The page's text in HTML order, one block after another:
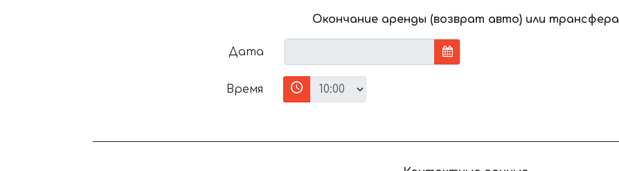
Окончание аренды (возврат авто) или трансфера
Дата
Время